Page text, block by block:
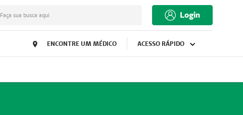
Faça sua busca aqui Login
ENCONTRE UM MÉDICO ACESSO RÁPIDO